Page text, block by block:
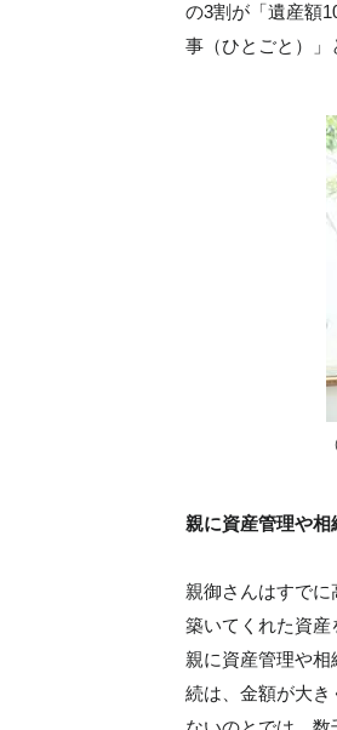
の3割が「遺産額
事（ひとごと）」
親に資産管理や
親御さんはすで
築いてくれた資産
親に資産管理や
続は、金額が大